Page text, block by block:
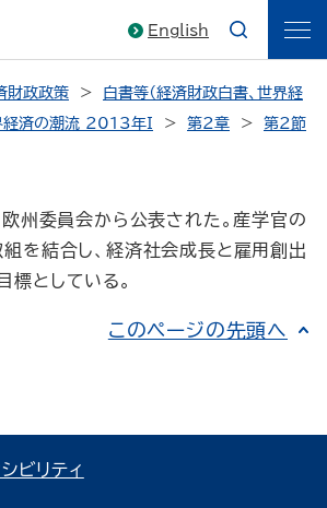
English
財政政策
白書等（経済財政白書、世界経
経済の潮流 2013年I 第2章
第2節
委員会から公表された。産学官の
組を結合し、経済社会成長と雇用創出
標としている。
このページの先頭へ
ビリティ